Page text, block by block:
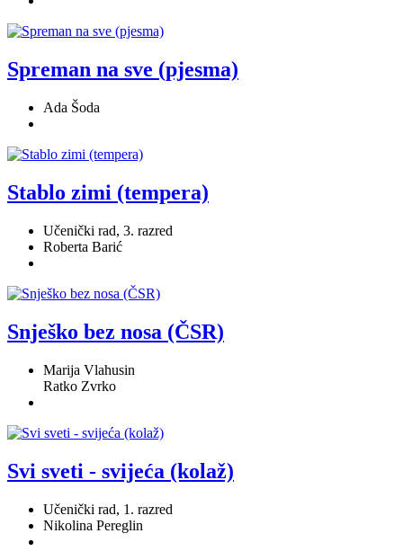
Spreman na sve (pjesma)
Ada Šoda
Stablo zimi (tempera)
Učenički rad, 3. razred
Roberta Barić
Snješko bez nosa (ČSR)
Marija Vlahusin
Ratko Zvrko
Svi sveti - svijeća (kolaž)
Učenički rad, 1. razred
Nikolina Pereglin